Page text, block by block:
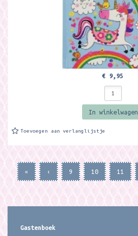
€ 9,95
In winkelwagen
Toevoegen aan verlanglijstje
« ‹ 9 10 11
Gastenboek